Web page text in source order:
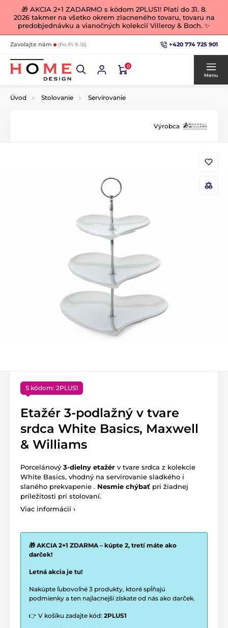
🎁 AKCIA 2+1 ZADARMO s kódom 2PLUS1! Platí do 31. 8.
2026 takmer na všetko okrem zlacneného tovaru, tovaru na
predobjednávku a vianočných kolekcií Villeroy & Boch. ✨
Zavolajte nám (Po-Pi 9-16) +420 774 725 901
0
Menu
Úvod Stolovanie Servírovanie
Výrobca
S kódom: 2PLUS1
Etažér 3-podlažný v tvare
srdca White Basics, Maxwell
& Williams
Porcelánový 3-dielny etažér v tvare srdca z kolekcie
White Basics, vhodný na servírovanie sladkého i
slaného prekvapenie . Nesmie chýbať pri žiadnej
príležitosti pri stolovaní.
Viac informácií ›
🎁 AKCIA 2+1 ZDARMA – kúpte 2, tretí máte ako
darček!
Letná akcia je tu!
Nakúpte ľubovoľné 3 produkty, ktoré spĺňajú
podmienky a ten najlacnejší získate od nás ako darček.
👉 V košíku zadajte kód: 2PLUS1